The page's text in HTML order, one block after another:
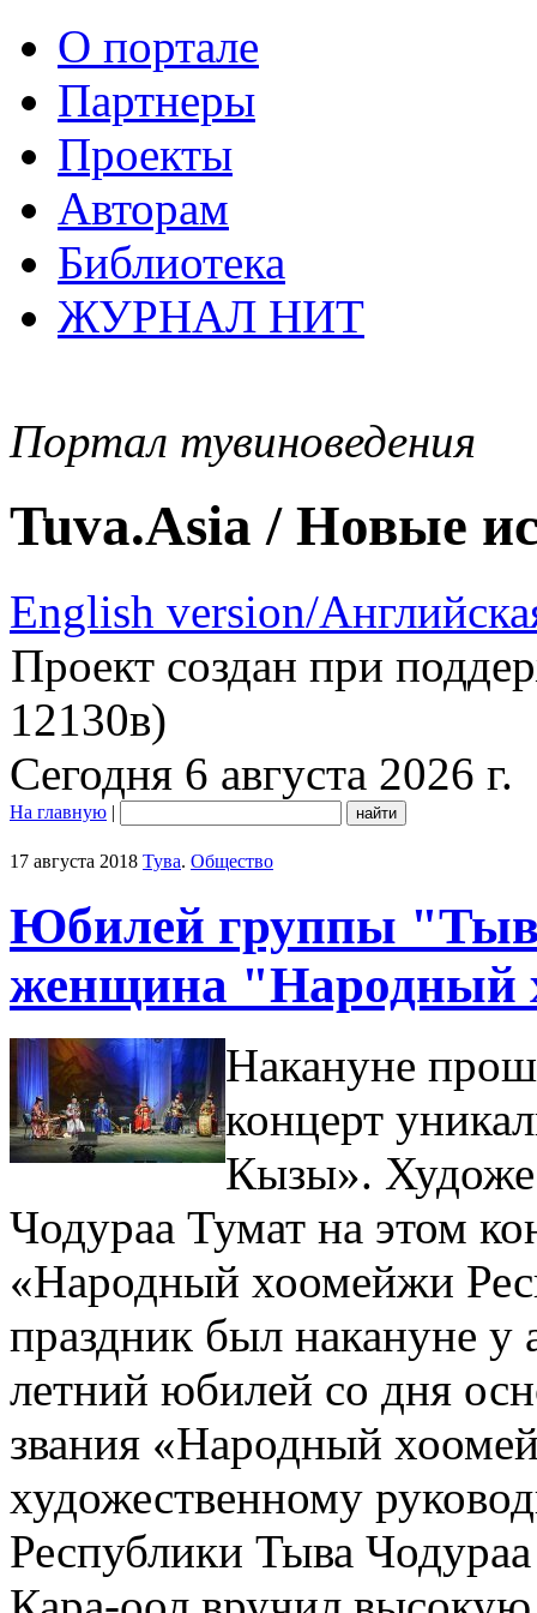
О портале
Партнеры
Проекты
Авторам
Библиотека
ЖУРНАЛ НИТ
Портал тувиноведения
Tuva.Asia / Новые
English version/
Проект создан при
12130в)
Сегодня 6 августа 2026 г.
На главную |
17 августа 2018 Тува. Общество
Юбилей группы
женщина "Народный
Накануне
концерт
Кызы».
Чодураа Тумат на этом
«Народный хоомейжи
праздник был накануне
летний юбилей со дня
звания «Народный
художественному
Республики Тыва